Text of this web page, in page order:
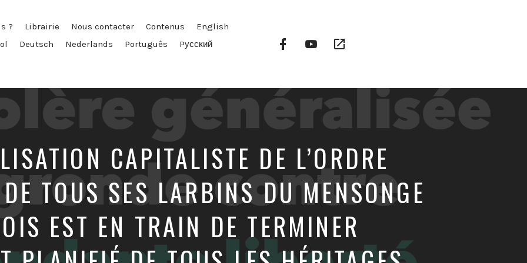
? Librairie Nous contacter Contenus
English
Deutsch Nederlands Português
Pусский
Facebook
Profile
YouTube
Channel
CAPITALISTE DE L’ORDRE
TOUS SES LARBINS DU MENSONGE
EST EN TRAIN DE TERMINER